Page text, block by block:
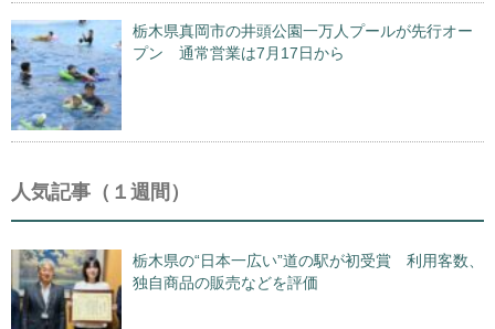
栃木県真岡市の井頭公園一万人プールが先行オー
プン 通常営業は7月17日から
人気記事（１週間）
栃木県の“日本一広い”道の駅が初受賞 利用客数、
独自商品の販売などを評価